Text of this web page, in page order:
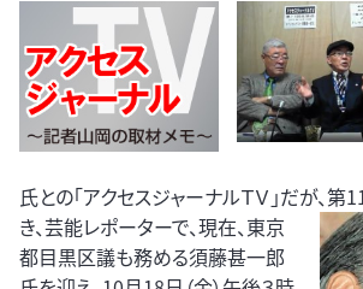
氏との「アクセスジャーナルＴＶ」だが、
き、芸能レポーターで、現在、東京
都目黒区議も務める須藤甚一郎